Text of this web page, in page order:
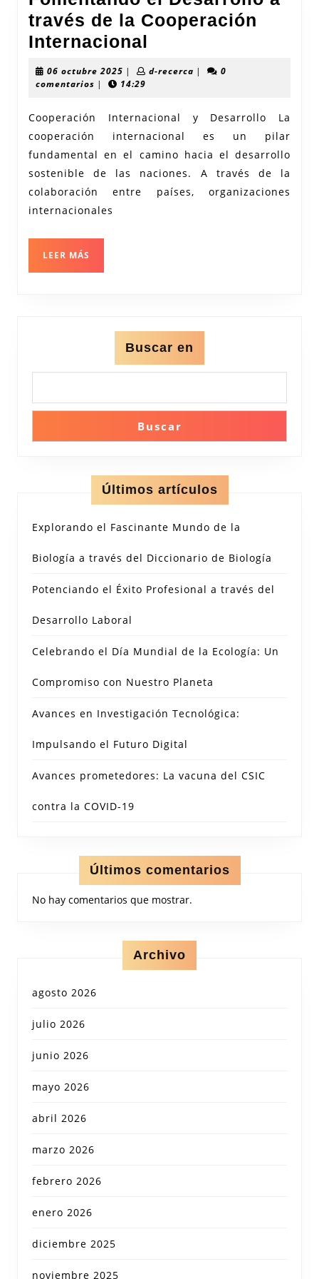
través de la Cooperación
Internacional
través
de
la
Cooperación
06 octubre 2025 06
octubre
| d-recercad-|
0
comentarios | 14:29
Cooperación Internacional y Desarrollo La
cooperación internacional es un pilar
fundamental en el camino hacia el desarrollo
sostenible de las naciones. A través de la
colaboración entre países, organizaciones
internacionales
LEER MÁS
Buscar en
Buscar
Últimos artículos
Explorando el Fascinante Mundo de la
Biología a través del Diccionario de Biología
Potenciando el Éxito Profesional a través del
Desarrollo Laboral
Celebrando el Día Mundial de la Ecología: Un
Compromiso con Nuestro Planeta
Avances en Investigación Tecnológica:
Impulsando el Futuro Digital
Avances prometedores: La vacuna del CSIC
contra la COVID-19
Últimos comentarios
No hay comentarios que mostrar.
Archivo
agosto 2026
julio 2026
junio 2026
mayo 2026
abril 2026
marzo 2026
febrero 2026
enero 2026
diciembre 2025
noviembre 2025